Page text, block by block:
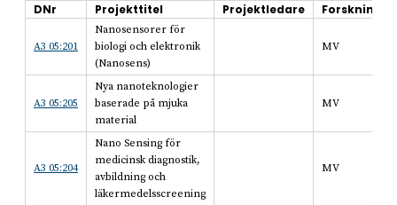
DNr Projekttitel Projektledare
A3 05:201
Nanosensorer för
biologi och elektronik
(Nanosens)
MV
A3 05:205
Nya nanoteknologier
baserade på mjuka
material
MV
A3 05:204
Nano Sensing för
medicinsk diagnostik,
avbildning och
läkermedelsscreening
MV